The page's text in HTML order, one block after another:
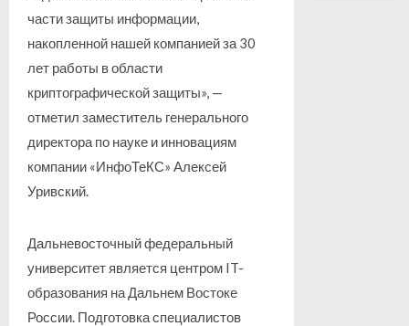
части защиты информации,
накопленной нашей компанией за 30
лет работы в области
криптографической защиты», —
отметил заместитель генерального
директора по науке и инновациям
компании «ИнфоТеКС» Алексей
Уривский.
Дальневосточный федеральный
университет является центром IT-
образования на Дальнем Востоке
России. Подготовка специалистов